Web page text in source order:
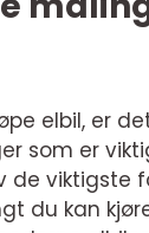
elbil, er
som er
de viktigste
du kan